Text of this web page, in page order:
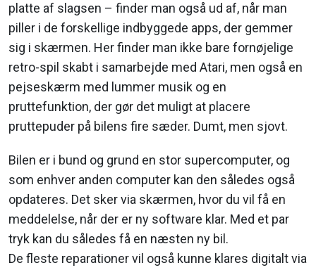
platte af slagsen – finder man også ud af, når man
piller i de forskellige indbyggede apps, der gemmer
sig i skærmen. Her finder man ikke bare fornøjelige
retro-spil skabt i samarbejde med Atari, men også en
pejseskærm med lummer musik og en
pruttefunktion, der gør det muligt at placere
pruttepuder på bilens fire sæder. Dumt, men sjovt.
Bilen er i bund og grund en stor supercomputer, og
som enhver anden computer kan den således også
opdateres. Det sker via skærmen, hvor du vil få en
meddelelse, når der er ny software klar. Med et par
tryk kan du således få en næsten ny bil.
De fleste reparationer vil også kunne klares digitalt via